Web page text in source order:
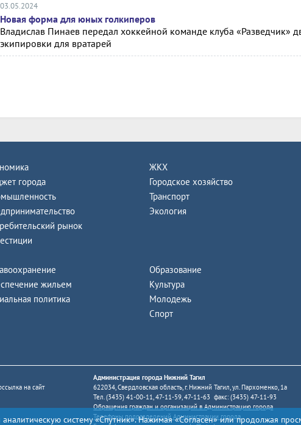
03.05.2024
Новая форма для юных голкиперов
Владислав Пинаев передал хоккейной команде клуба «Разведчик»
экипировки для вратарей
города
рынок
ЖКХ
Городское хозяйство
Транспорт
Экология
жильем
политика
Образование
Культура
Молодежь
Спорт
на сайт
Администрация города Нижний Тагил
622034, Свердловская область, г. Нижний Тагил, ул. Пархоменко, 1а
Тел. (3435) 41-00-11, 47-11-59, 47-11-63 факс: (3435) 47-11-93
Обращения граждан и организаций в Администрацию города
Телефоны подразделений Администрации города
систему «Спутник». Нажимая «Согласен» или продолжая